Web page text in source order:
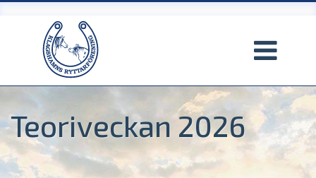
huvudinnehåll
Teoriveckan 2026